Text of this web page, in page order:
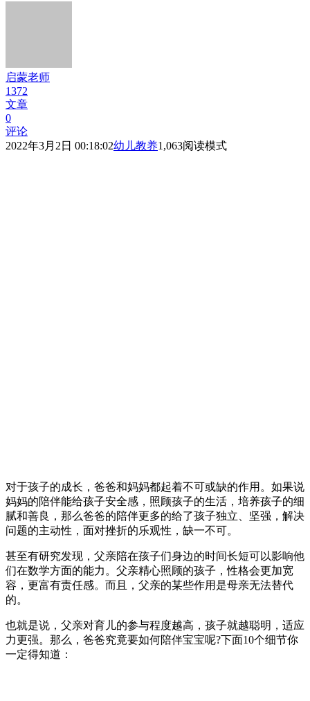
启蒙老师
1372
文章
0
评论
2022年3月2日 00:18:02幼儿教养1,063阅读模式
对于孩子的成长，爸爸和妈妈都起着不可或缺的作用。如果说
妈妈的陪伴能给孩子安全感，照顾孩子的生活，培养孩子的细
腻和善良，那么爸爸的陪伴更多的给了孩子独立、坚强，解决
问题的主动性，面对挫折的乐观性，缺一不可。
甚至有研究发现，父亲陪在孩子们身边的时间长短可以影响他
们在数学方面的能力。父亲精心照顾的孩子，性格会更加宽
容，更富有责任感。而且，父亲的某些作用是母亲无法替代
的。
也就是说，父亲对育儿的参与程度越高，孩子就越聪明，适应
力更强。那么，爸爸究竟要如何陪伴宝宝呢?下面10个细节你
一定得知道：